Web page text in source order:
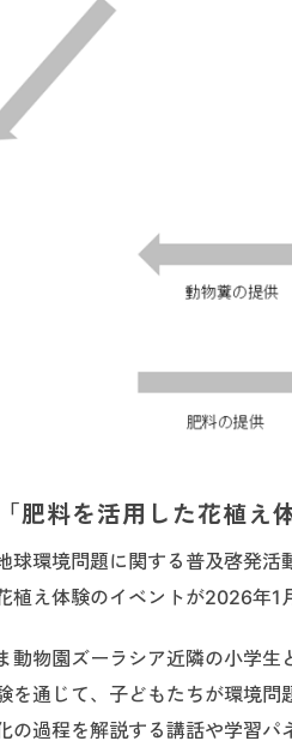
肥料を活用した花植え
球環境問題に関する普及啓発
植え体験のイベントが2026年1
動物園ズーラシア近隣の小学
を通じて、子どもたちが環境
の過程を解説する講話や学習